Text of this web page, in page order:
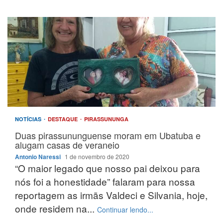
NOTÍCIAS DESTAQUE PIRASSUNUNGA
Duas pirassununguense moram em Ubatuba e
alugam casas de veraneio
Antonio Naressi 1 de novembro de 2020
“O maior legado que nosso pai deixou para
nós foi a honestidade” falaram para nossa
reportagem as irmãs Valdeci e Silvania, hoje,
onde residem na... Continuar lendo...